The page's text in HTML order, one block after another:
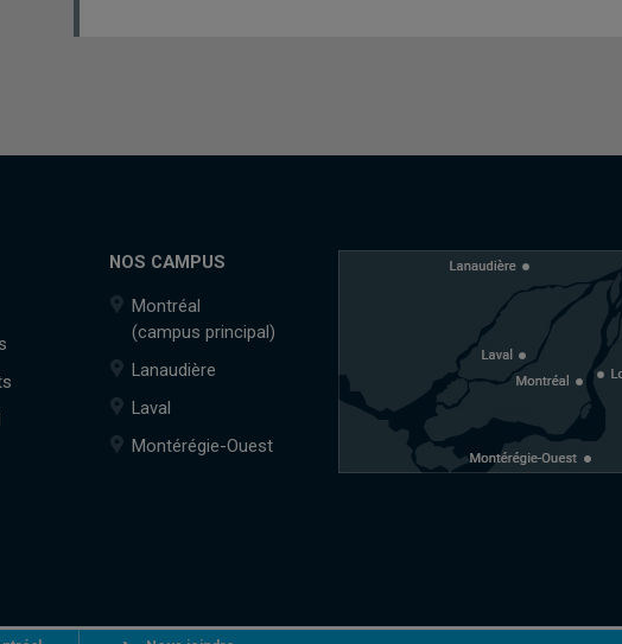
NOS CAMPUS
Montréal
(campus principal)
Lanaudière
Laval
Montérégie-Ouest